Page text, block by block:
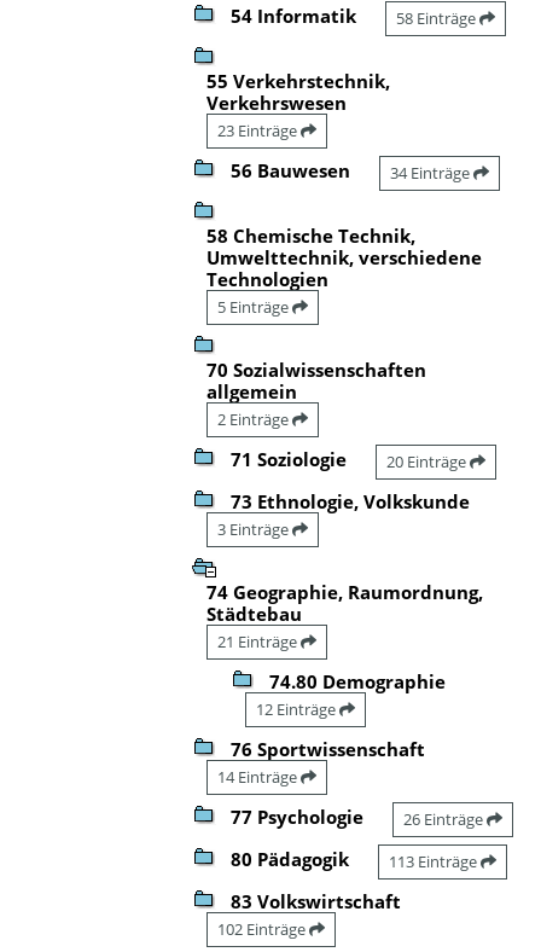
54 Informatik 58 Einträge
55 Verkehrstechnik,
Verkehrswesen
23 Einträge
56 Bauwesen 34 Einträge
58 Chemische Technik,
Umwelttechnik, verschiedene
Technologien
5 Einträge
70 Sozialwissenschaften
allgemein
2 Einträge
71 Soziologie 20 Einträge
73 Ethnologie, Volkskunde
3 Einträge
74 Geographie, Raumordnung,
Städtebau
21 Einträge
74.80 Demographie
12 Einträge
76 Sportwissenschaft
14 Einträge
77 Psychologie 26 Einträge
80 Pädagogik 113 Einträge
83 Volkswirtschaft
102 Einträge